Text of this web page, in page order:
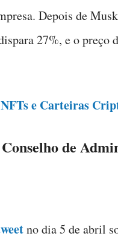
Depois de
27%, e o preço
e Carteiras
de
no dia 5 de abril